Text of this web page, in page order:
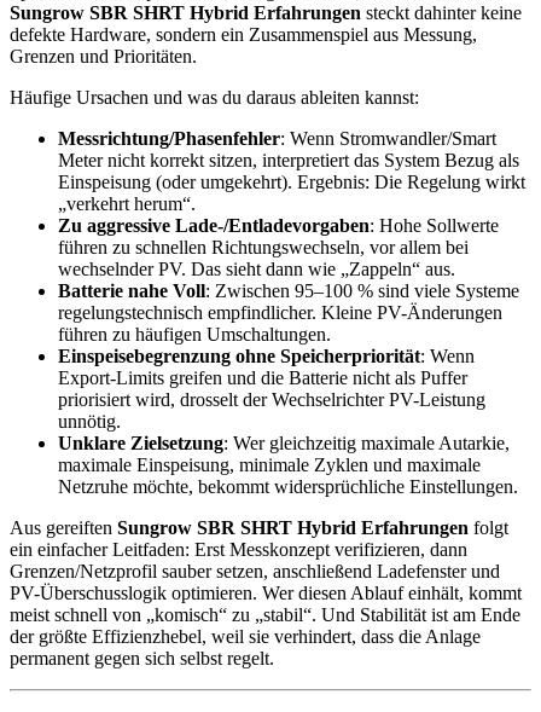
Sungrow SBR SHRT Hybrid Erfahrungen steckt dahinter keine
defekte Hardware, sondern ein Zusammenspiel aus Messung,
Grenzen und Prioritäten.
Häufige Ursachen und was du daraus ableiten kannst:
Messrichtung/Phasenfehler: Wenn Stromwandler/Smart
Meter nicht korrekt sitzen, interpretiert das System Bezug als
Einspeisung (oder umgekehrt). Ergebnis: Die Regelung wirkt
„verkehrt herum“.
Zu aggressive Lade-/Entladevorgaben: Hohe Sollwerte
führen zu schnellen Richtungswechseln, vor allem bei
wechselnder PV. Das sieht dann wie „Zappeln“ aus.
Batterie nahe Voll: Zwischen 95–100 % sind viele Systeme
regelungstechnisch empfindlicher. Kleine PV-Änderungen
führen zu häufigen Umschaltungen.
Einspeisebegrenzung ohne Speicherpriorität: Wenn
Export-Limits greifen und die Batterie nicht als Puffer
priorisiert wird, drosselt der Wechselrichter PV-Leistung
unnötig.
Unklare Zielsetzung: Wer gleichzeitig maximale Autarkie,
maximale Einspeisung, minimale Zyklen und maximale
Netzruhe möchte, bekommt widersprüchliche Einstellungen.
Aus gereiften Sungrow SBR SHRT Hybrid Erfahrungen folgt
ein einfacher Leitfaden: Erst Messkonzept verifizieren, dann
Grenzen/Netzprofil sauber setzen, anschließend Ladefenster und
PV-Überschusslogik optimieren. Wer diesen Ablauf einhält, kommt
meist schnell von „komisch“ zu „stabil“. Und Stabilität ist am Ende
der größte Effizienzhebel, weil sie verhindert, dass die Anlage
permanent gegen sich selbst regelt.